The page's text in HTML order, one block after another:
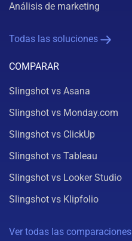
Análisis de marketing
Todas las soluciones
COMPARAR
Slingshot vs Asana
Slingshot vs Monday.com
Slingshot vs ClickUp
Slingshot vs Tableau
Slingshot vs Looker Studio
Slingshot vs Klipfolio
Ver todas las comparaciones